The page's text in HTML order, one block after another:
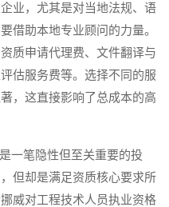
业，尤其是对当地法规、语
借助本地专业顾问的力量。
质申请代理费、文件翻译与
估服务费等。选择不同的服
，这直接影响了总成本的高
笔隐性但至关重要的投
但却是满足资质核心要求所
威对工程技术人员执业资格